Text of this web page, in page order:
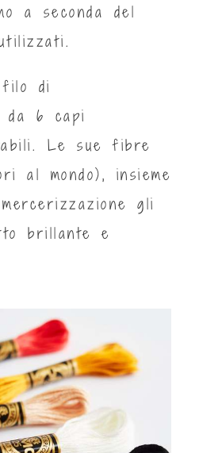
a seconda del
di
da 6 capi
Le sue fibre
al mondo), insieme
gli
brillante e